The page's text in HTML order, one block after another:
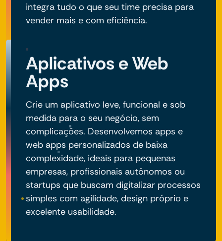
integra tudo o que seu time precisa para
vender mais e com eficiência.
Aplicativos e Web
Apps
Crie um aplicativo leve, funcional e sob
medida para o seu negócio, sem
complicações. Desenvolvemos apps e
web apps personalizados de baixa
complexidade, ideais para pequenas
empresas, profissionais autônomos ou
startups que buscam digitalizar processos
simples com agilidade, design próprio e
excelente usabilidade.